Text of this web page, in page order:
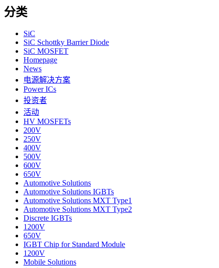
分类
SiC
SiC Schottky Barrier Diode
SiC MOSFET
Homepage
News
电源解决方案
Power ICs
投资者
活动
HV MOSFETs
200V
250V
400V
500V
600V
650V
Automotive Solutions
Automotive Solutions IGBTs
Automotive Solutions MXT Type1
Automotive Solutions MXT Type2
Discrete IGBTs
1200V
650V
IGBT Chip for Standard Module
1200V
Mobile Solutions